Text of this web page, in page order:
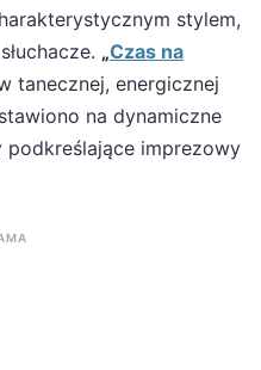
stylem,
„Czas na
tanecznej, energicznej
na dynamiczne
podkreślające imprezowy